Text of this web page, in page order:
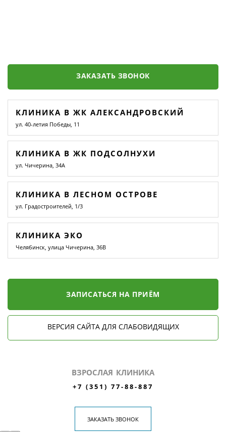
ЗАКАЗАТЬ ЗВОНОК
КЛИНИКА В ЖК АЛЕКСАНДРОВСКИЙ
ул. 40-летия Победы, 11
КЛИНИКА В ЖК ПОДСОЛНУХИ
ул. Чичерина, 34А
КЛИНИКА В ЛЕСНОМ ОСТРОВЕ
ул. Градостроителей, 1/3
КЛИНИКА ЭКО
Челябинск, улица Чичерина, 36В
ЗАПИСАТЬСЯ НА ПРИЁМ
ВЕРСИЯ САЙТА ДЛЯ СЛАБОВИДЯЩИХ
ВЗРОСЛАЯ КЛИНИКА
+7 (351) 77-88-887
ЗАКАЗАТЬ ЗВОНОК